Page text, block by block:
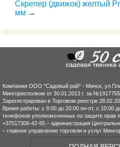
Скрепер (движок) желтый
мм →
Компания ООО "Садовый рай" - Минск,
Мингорисполком от 30.01.2013 г. за
Зарегистрирован в Торговом реестре
Время работы: с 9:00 до 20:00 пн-пт, с 10:00
телефонов уполномоченных по защите прав
+37517306-42-65 – администрация
– главное управление торговли и услуг